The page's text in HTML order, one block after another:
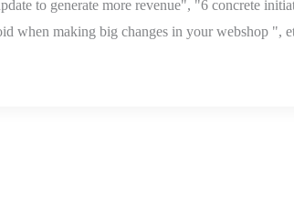
to generate more revenue", "6 concrete
when making big changes in your webshop ",